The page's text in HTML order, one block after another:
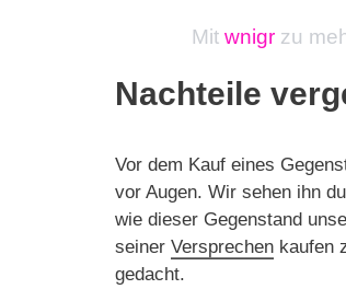
Mit wnigr zu
Nachteile
Vor dem Kauf eines
vor Augen. Wir sehen ihn
wie dieser Gegenstand
seiner Versprechen kaufen
gedacht.